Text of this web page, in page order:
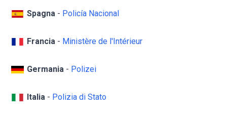
Spagna - Policía Nacional
Francia - Ministère de l'Intérieur
Germania - Polizei
Italia - Polizia di Stato